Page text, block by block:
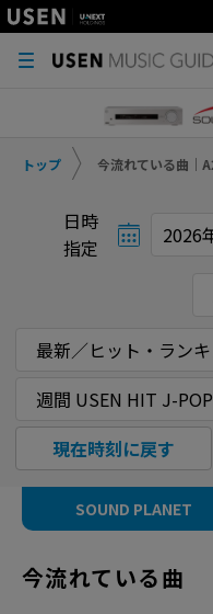
トップ 今流れている曲｜
日時
指定
現在時刻に戻す
SOUND PLANET
今流れている曲